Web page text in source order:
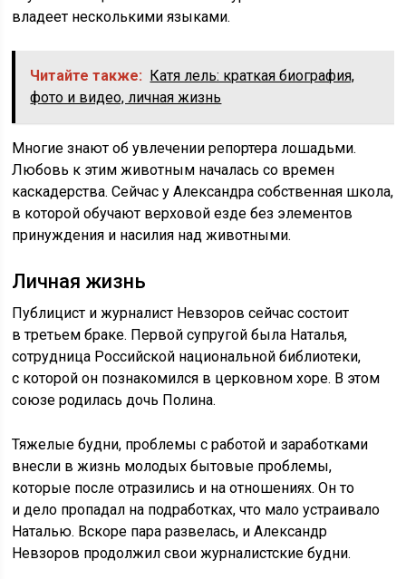
владеет несколькими языками.
Читайте также:
Катя лель: краткая биография,
фото и видео, личная жизнь
Многие знают об увлечении репортера лошадьми.
Любовь к этим животным началась со времен
каскадерства. Сейчас у Александра собственная школа,
в которой обучают верховой езде без элементов
принуждения и насилия над животными.
Личная жизнь
Публицист и журналист Невзоров сейчас состоит
в третьем браке. Первой супругой была Наталья,
сотрудница Российской национальной библиотеки,
с которой он познакомился в церковном хоре. В этом
союзе родилась дочь Полина.
Тяжелые будни, проблемы с работой и заработками
внесли в жизнь молодых бытовые проблемы,
которые после отразились и на отношениях. Он то
и дело пропадал на подработках, что мало устраивало
Наталью. Вскоре пара развелась, и Александр
Невзоров продолжил свои журналистские будни.